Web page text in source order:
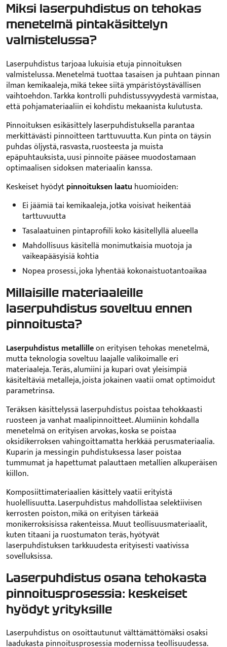
Miksi laserpuhdistus on tehokas
menetelmä pintakäsittelyn
valmistelussa?
Laserpuhdistus tarjoaa lukuisia etuja pinnoituksen
valmistelussa. Menetelmä tuottaa tasaisen ja puhtaan pinnan
ilman kemikaaleja, mikä tekee siitä ympäristöystävällisen
vaihtoehdon. Tarkka kontrolli puhdistussyvyydestä varmistaa,
että pohjamateriaaliin ei kohdistu mekaanista kulutusta.
Pinnoituksen esikäsittely laserpuhdistuksella parantaa
merkittävästi pinnoitteen tarttuvuutta. Kun pinta on täysin
puhdas öljystä, rasvasta, ruosteesta ja muista
epäpuhtauksista, uusi pinnoite pääsee muodostamaan
optimaalisen sidoksen materiaalin kanssa.
Keskeiset hyödytpinnoituksen laatu huomioiden:
Ei jäämiä tai kemikaaleja, jotka voisivat heikentää
tarttuvuutta
Tasalaatuinen pintaprofiili koko käsitellyllä alueella
Mahdollisuus käsitellä monimutkaisia muotoja ja
vaikeapääsyisiä kohtia
Nopea prosessi, joka lyhentää kokonaistuotantoaikaa
Millaisille materiaaleille
laserpuhdistus soveltuu ennen
pinnoitusta?
Laserpuhdistus metallilleon erityisen tehokas menetelmä,
mutta teknologia soveltuu laajalle valikoimalle eri
materiaaleja. Teräs, alumiini ja kupari ovat yleisimpiä
käsiteltäviä metalleja, joista jokainen vaatii omat optimoidut
parametrinsa.
Teräksen käsittelyssä laserpuhdistus poistaa tehokkaasti
ruosteen ja vanhat maalipinnoitteet. Alumiinin kohdalla
menetelmä on erityisen arvokas, koska se poistaa
oksidikerroksen vahingoittamatta herkkää perusmateriaalia.
Kuparin ja messingin puhdistuksessa laser poistaa
tummumat ja hapettumat palauttaen metallien alkuperäisen
kiillon.
Komposiittimateriaalien käsittely vaatii erityistä
huolellisuutta. Laserpuhdistus mahdollistaa selektiivisen
kerrosten poiston, mikä on erityisen tärkeää
monikerroksisissa rakenteissa. Muut teollisuusmateriaalit,
kuten titaani ja ruostumaton teräs, hyötyvät
laserpuhdistuksen tarkkuudesta erityisesti vaativissa
sovelluksissa.
Laserpuhdistus osana tehokasta
pinnoitusprosessia: keskeiset
hyödyt yrityksille
Laserpuhdistus on osoittautunut välttämättömäksi osaksi
laadukasta pinnoitusprosessia modernissa teollisuudessa.